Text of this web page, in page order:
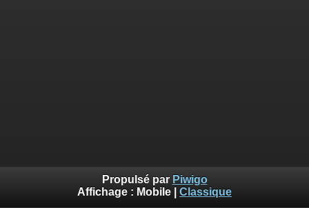
Propulsé par Piwigo
Affichage : Mobile Classique